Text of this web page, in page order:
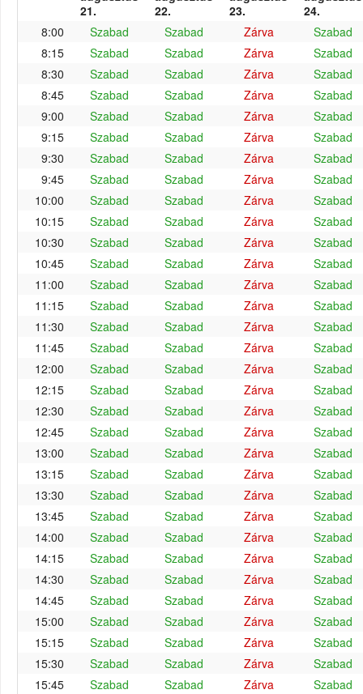
21.
22.
23.
24.
8:00
Szabad Szabad Zárva
Szabad
8:15
Szabad Szabad Zárva
Szabad
8:30
Szabad Szabad Zárva
Szabad
8:45
Szabad Szabad Zárva
Szabad
9:00
Szabad Szabad Zárva
Szabad
9:15
Szabad Szabad Zárva
Szabad
9:30
Szabad Szabad Zárva
Szabad
9:45
Szabad Szabad Zárva
Szabad
10:00
Szabad Szabad Zárva
Szabad
10:15
Szabad Szabad Zárva
Szabad
10:30
Szabad Szabad Zárva
Szabad
10:45
Szabad Szabad Zárva
Szabad
11:00
Szabad Szabad Zárva
Szabad
11:15
Szabad Szabad Zárva
Szabad
11:30
Szabad Szabad Zárva
Szabad
11:45
Szabad Szabad Zárva
Szabad
12:00
Szabad Szabad Zárva
Szabad
12:15
Szabad Szabad Zárva
Szabad
12:30
Szabad Szabad Zárva
Szabad
12:45
Szabad Szabad Zárva
Szabad
13:00
Szabad Szabad Zárva
Szabad
13:15
Szabad Szabad Zárva
Szabad
13:30
Szabad Szabad Zárva
Szabad
13:45
Szabad Szabad Zárva
Szabad
14:00
Szabad Szabad Zárva
Szabad
14:15
Szabad Szabad Zárva
Szabad
14:30
Szabad Szabad Zárva
Szabad
14:45
Szabad Szabad Zárva
Szabad
15:00
Szabad Szabad Zárva
Szabad
15:15
Szabad Szabad Zárva
Szabad
15:30
Szabad Szabad Zárva
Szabad
15:45
Szabad Szabad Zárva
Szabad